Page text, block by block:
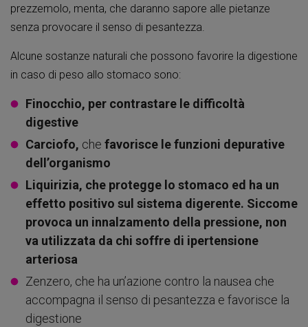
prezzemolo, menta, che daranno sapore alle pietanze
senza provocare il senso di pesantezza.
Alcune sostanze naturali che possono favorire la digestione
in caso di peso allo stomaco sono:
Finocchio, per contrastare le difficoltà
digestive
Carciofo, che favorisce le funzioni depurative
dell’organismo
Liquirizia, che protegge lo stomaco ed ha un
effetto positivo sul sistema digerente. Siccome
provoca un innalzamento della pressione, non
va utilizzata da chi soffre di ipertensione
arteriosa
Zenzero, che ha un’azione contro la nausea che
accompagna il senso di pesantezza e favorisce la
digestione